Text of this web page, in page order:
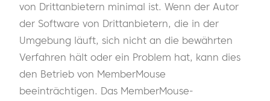
von Drittanbietern minimal ist. Wenn der Autor
der Software von Drittanbietern, die in der
Umgebung läuft, sich nicht an die bewährten
Verfahren hält oder ein Problem hat, kann dies
den Betrieb von MemberMouse
beeinträchtigen. Das MemberMouse-